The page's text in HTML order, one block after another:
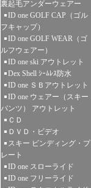
裏起毛アンダーウェアー
ID one GOLF CAP（ゴル
フキャップ）
ID one GOLF WEAR（ゴ
ルフウェアー）
ID one ski アウトレット
Dex Shell ｼｰﾑﾚｽ防水
ID one ＳＢアウトレット
ID one ウェアー（スキー
パンツ） アウトレット
ＣＤ
ＤＶＤ・ビデオ
スキー ビンディング・プ
レート
ID one スローライド
ID one フリーライド